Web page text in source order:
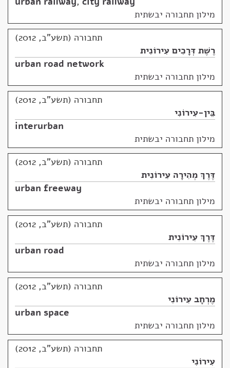
מילון תחבורה יבשתית
תחבורה (תשע"ב, 2012)
רֶשֶׁת דְּרָכִים עִירוֹנִית
urban road network
מילון תחבורה יבשתית
תחבורה (תשע"ב, 2012)
בֵּין-עִירוֹנִי
interurban
מילון תחבורה יבשתית
תחבורה (תשע"ב, 2012)
דֶּרֶךְ מְהִירָה עִירוֹנִית
urban freeway
מילון תחבורה יבשתית
תחבורה (תשע"ב, 2012)
דֶּרֶךְ עִירוֹנִית
urban road
מילון תחבורה יבשתית
תחבורה (תשע"ב, 2012)
מֶרְחָב עִירוֹנִי
urban space
מילון תחבורה יבשתית
תחבורה (תשע"ב, 2012)
עִירוֹנִי